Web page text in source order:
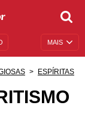
MAIS
ESPÍRITAS